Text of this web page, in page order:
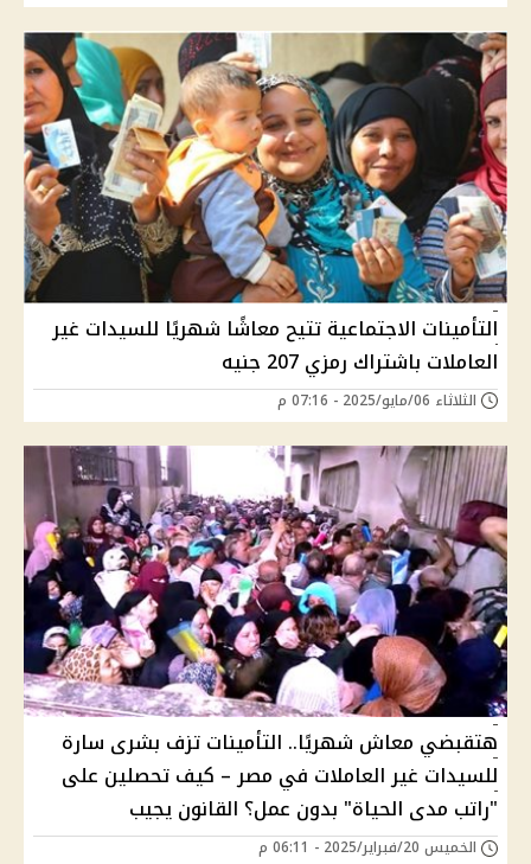
التأمينات الاجتماعية تتيح معاشًا شهريًا للسيدات غير
العاملات باشتراك رمزي 207 جنيه
الثلاثاء 06/مايو/2025 - 07:16 م
هتقبضي معاش شهريًا.. التأمينات تزف بشرى سارة
للسيدات غير العاملات في مصر – كيف تحصلين على
"راتب مدى الحياة" بدون عمل؟ القانون يجيب
الخميس 20/فبراير/2025 - 06:11 م